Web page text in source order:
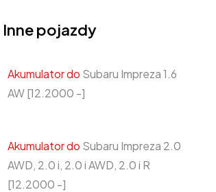
Inne pojazdy
Akumulator do Subaru Impreza 1.6
AW [12.2000 -]
Akumulator do Subaru Impreza 2.0
AWD, 2.0 i, 2.0 i AWD, 2.0 i R
[12.2000 -]